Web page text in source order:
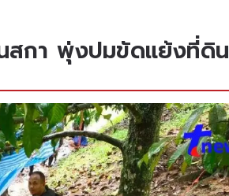
สกา พุ่งปมขัดแย้งที่ดิน